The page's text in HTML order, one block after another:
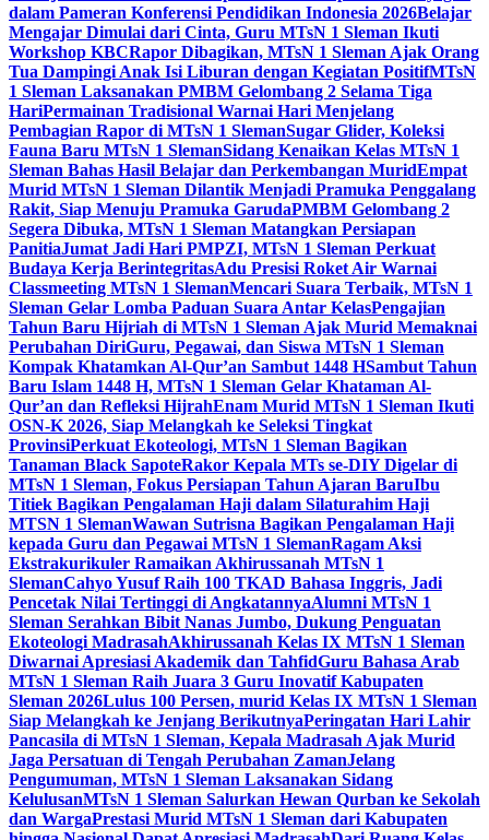
dalam Pameran Konferensi Pendidikan Indonesia 2026Belajar
Mengajar Dimulai dari Cinta, Guru MTsN 1 Sleman Ikuti
Workshop KBCRapor Dibagikan, MTsN 1 Sleman Ajak Orang
Tua Dampingi Anak Isi Liburan dengan Kegiatan PositifMTsN
1 Sleman Laksanakan PMBM Gelombang 2 Selama Tiga
HariPermainan Tradisional Warnai Hari Menjelang
Pembagian Rapor di MTsN 1 SlemanSugar Glider, Koleksi
Fauna Baru MTsN 1 SlemanSidang Kenaikan Kelas MTsN 1
Sleman Bahas Hasil Belajar dan Perkembangan MuridEmpat
Murid MTsN 1 Sleman Dilantik Menjadi Pramuka Penggalang
Rakit, Siap Menuju Pramuka GarudaPMBM Gelombang 2
Segera Dibuka, MTsN 1 Sleman Matangkan Persiapan
PanitiaJumat Jadi Hari PMPZI, MTsN 1 Sleman Perkuat
Budaya Kerja BerintegritasAdu Presisi Roket Air Warnai
Classmeeting MTsN 1 SlemanMencari Suara Terbaik, MTsN 1
Sleman Gelar Lomba Paduan Suara Antar KelasPengajian
Tahun Baru Hijriah di MTsN 1 Sleman Ajak Murid Memaknai
Perubahan DiriGuru, Pegawai, dan Siswa MTsN 1 Sleman
Kompak Khatamkan Al-Qur’an Sambut 1448 HSambut Tahun
Baru Islam 1448 H, MTsN 1 Sleman Gelar Khataman Al-
Qur’an dan Refleksi HijrahEnam Murid MTsN 1 Sleman Ikuti
OSN-K 2026, Siap Melangkah ke Seleksi Tingkat
ProvinsiPerkuat Ekoteologi, MTsN 1 Sleman Bagikan
Tanaman Black SapoteRakor Kepala MTs se-DIY Digelar di
MTsN 1 Sleman, Fokus Persiapan Tahun Ajaran BaruIbu
Titiek Bagikan Pengalaman Haji dalam Silaturahim Haji
MTSN 1 SlemanWawan Sutrisna Bagikan Pengalaman Haji
kepada Guru dan Pegawai MTsN 1 SlemanRagam Aksi
Ekstrakurikuler Ramaikan Akhirussanah MTsN 1
SlemanCahyo Yusuf Raih 100 TKAD Bahasa Inggris, Jadi
Pencetak Nilai Tertinggi di AngkatannyaAlumni MTsN 1
Sleman Serahkan Bibit Nanas Jumbo, Dukung Penguatan
Ekoteologi MadrasahAkhirussanah Kelas IX MTsN 1 Sleman
Diwarnai Apresiasi Akademik dan TahfidGuru Bahasa Arab
MTsN 1 Sleman Raih Juara 3 Guru Inovatif Kabupaten
Sleman 2026Lulus 100 Persen, murid Kelas IX MTsN 1 Sleman
Siap Melangkah ke Jenjang BerikutnyaPeringatan Hari Lahir
Pancasila di MTsN 1 Sleman, Kepala Madrasah Ajak Murid
Jaga Persatuan di Tengah Perubahan ZamanJelang
Pengumuman, MTsN 1 Sleman Laksanakan Sidang
KelulusanMTsN 1 Sleman Salurkan Hewan Qurban ke Sekolah
dan WargaPrestasi Murid MTsN 1 Sleman dari Kabupaten